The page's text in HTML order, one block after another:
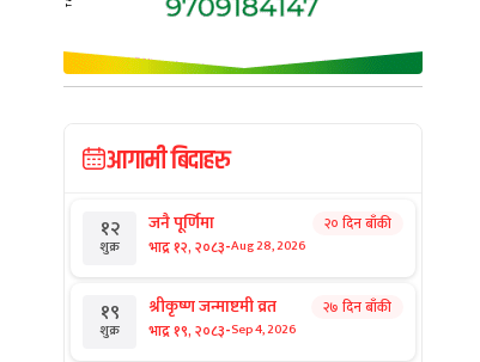
आगामी बिदाहरु
१२
शुक्र
जनै पूर्णिमा
भाद्र १२, २०८३-Aug 28, 2026
२० दिन बाँकी
१९
शुक्र
श्रीकृष्ण जन्माष्टमी व्रत
भाद्र १९, २०८३-Sep 4, 2026
२७ दिन बाँकी